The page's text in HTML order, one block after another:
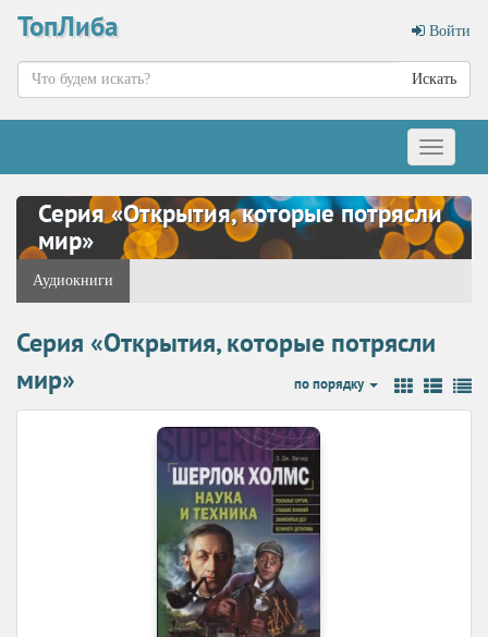
ТопЛиба Войти
Искать
Меню
Серия «Открытия, которые потрясли
мир»
Аудиокниги
Серия «Открытия, которые потрясли
мир»
по порядку